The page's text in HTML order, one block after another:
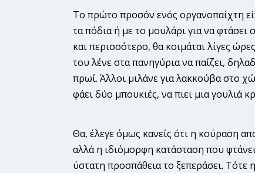
Το πρώτο προσόν ενός οργανοπαίχτη
τα πόδια ή με το μουλάρι για να φτάσει
και περισσότερο, θα κοιμάται λίγες
του λένε στα πανηγύρια να παίζει,
πρωί. Άλλοι μιλάνε για λακκούβα στο
φάει δύο μπουκιές, να πιει μια γουλιά
Θα, έλεγε όμως κανείς ότι η κούραση
αλλά η ιδιόμορφη κατάσταση που
ύστατη προσπάθεια το ξεπεράσει. Τότε